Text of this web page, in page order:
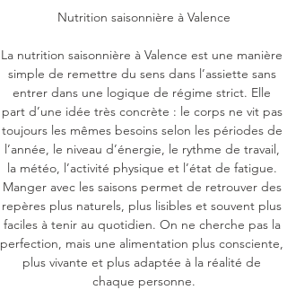
Nutrition saisonnière à Valence
La nutrition saisonnière à Valence est une manière
simple de remettre du sens dans l’assiette sans
entrer dans une logique de régime strict. Elle
part d’une idée très concrète : le corps ne vit pas
toujours les mêmes besoins selon les périodes de
l’année, le niveau d’énergie, le rythme de travail,
la météo, l’activité physique et l’état de fatigue.
Manger avec les saisons permet de retrouver des
repères plus naturels, plus lisibles et souvent plus
faciles à tenir au quotidien. On ne cherche pas la
perfection, mais une alimentation plus consciente,
plus vivante et plus adaptée à la réalité de
chaque personne.